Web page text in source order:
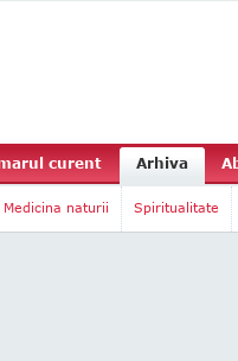
curent Arhiva
Medicina naturii Spiritualitate